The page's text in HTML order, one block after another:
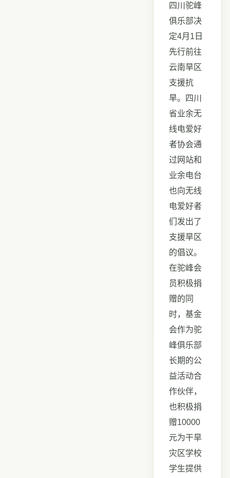
四川驼峰
俱乐部决
定4月1日
先行前往
云南旱区
支援抗
旱。四川
省业余无
线电爱好
者协会通
过网站和
业余电台
也向无线
电爱好者
们发出了
支援旱区
的倡议。
在驼峰会
员积极捐
赠的同
时，基金
会作为驼
峰俱乐部
长期的公
益活动合
作伙伴，
也积极捐
赠10000
元为干旱
灾区学校
学生提供